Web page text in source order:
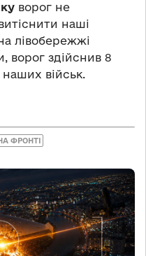
ворог не
наші
лівобережжі
ворог здійснив 8
військ.
ФРОНТІ